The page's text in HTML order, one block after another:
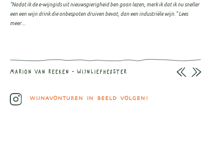
"Nadat ik de e-wijngids uit nieuwsgierigheid ben gaan lezen, merk ik dat ik nu sneller
een een wijn drink die onbespoten druiven bevat, dan een industriële wijn."Lees
meer...
MARION VAN REEKEN - WIJNLIEFHEBSTER
WIJNAVONTUREN IN BEELD VOLGEN!